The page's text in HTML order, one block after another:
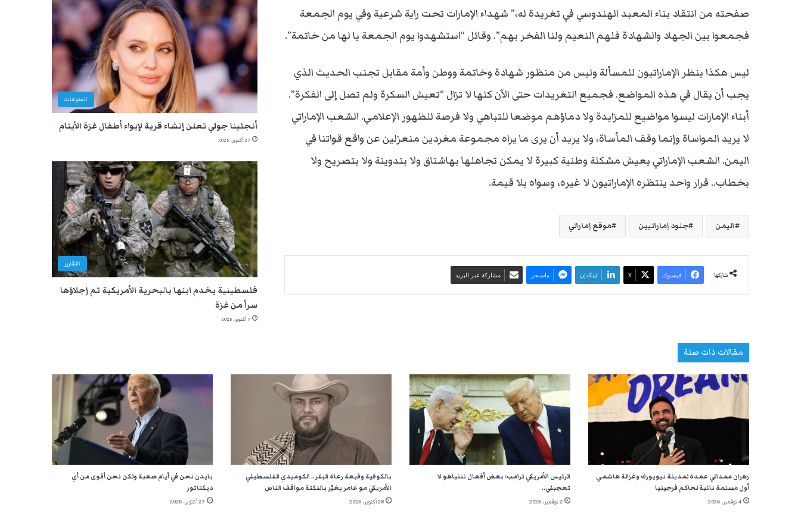
صفحته من انتقاد بناء المعبد الهندوسي في تغريدة له،” شهداء الإمارات تحت راية شرعية وفي يوم الجمعة
فجمعوا بين الجهاد والشهادة فلهم النعيم ولنا الفخر بهم”. وقائل “استشهدوا يوم الجمعة يا لها من خاتمة”.
ليس هكذا ينظر الإماراتيون للمسألة وليس من منظور شهادة وخاتمة ووطن وأمة مقابل تجنب الحديث الذي
يجب أن يقال في هذه المواضع. فجميع التغريدات حتى الآن كلها لا تزال “تعيش السكرة ولم تصل إلى الفكرة”.
أبناء الإمارات ليسوا مواضيع للمزايدة ولا دماؤهم موضعا للتباهي ولا فرصة للظهور الإعلامي. الشعب الإماراتي
لا يريد المواساة وإنما وقف المأساة، ولا يريد أن يرى ما يراه مجموعة مغردين منعزلين عن واقع قواتنا في
اليمن. الشعب الإماراتي يعيش مشكلة وطنية كبيرة لا يمكن تجاهلها بهاشتاق ولا بتدوينة ولا بتصريح ولا
بخطاب.. قرار واحد ينتظره الإماراتيون لا غيره، وسواه بلا قيمة.
اليمن جنود إماراتيين موقع إماراتي
شاركها فيسبوك ‫X لينكدإن ماسنجر مشاركة عبر البريد
المنوعات
أنجلينا جولي تعلن إنشاء قرية لإيواء أطفال غزة الأيتام
27 أكتوبر، 2025
التقارير
فلسطينية يخدم ابنها بالبحرية الأمريكية تم إجلاؤها
سراً من غزة
7 أكتوبر، 2025
مقالات ذات صلة
زهران ممداني عمدة لمدينة نيويورك وغزالة هاشمي
أول مسلمة نائبة لحاكم فرجينيا
4 نوفمبر، 2025
الرئيس الأمريكي ترامب: بعض أفعال نتنياهو لا
تعجبني..
2 نوفمبر، 2025
بالكوفية وقبعة رعاة البقر.. الكوميدي الفلسطيني
الأمريكي مو عامر يغيّر بالنكتة مواقف الناس
28 أكتوبر، 2025
بايدن نحن في أيام صعبة ولكن نحن أقوى من أي
ديكتاتور
27 أكتوبر، 2025